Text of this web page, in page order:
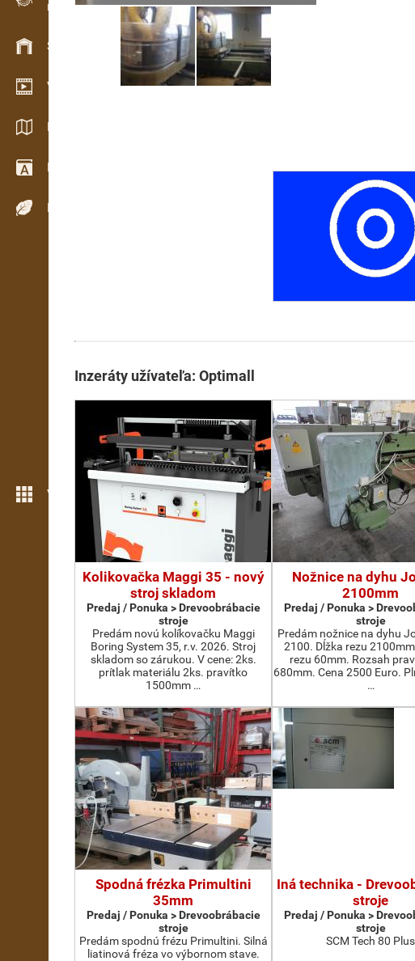
Evidencia dreva v teréne
Skladové hospodárstvo
Video showroom
Katalógy / Brožúry
Drevársky slovník
Dreviny
Viac možností
Inzeráty užívateľa: Optimall
Kolikovačka Maggi 35 - nový
stroj skladom
Predaj / Ponuka > Drevoobrábacie
stroje
Predám novú kolíkovačku Maggi
Boring System 35, r.v. 2026. Stroj
skladom so zárukou. V cene: 2ks.
prítlak materiálu 2ks. pravítko
1500mm …
Nožnice na dyhu
2100mm
Predaj / Ponuka >
stroje
Predám nožnice na dyhu
2100. Dĺžka rezu
rezu 60mm. Rozsah
680mm. Cena 2500 Euro.
…
Spodná frézka Primultini
35mm
Predaj / Ponuka > Drevoobrábacie
stroje
Predám spodnú frézu Primultini. Silná
liatinová fréza vo výbornom stave.
Iná technika -
stroje
Predaj / Ponuka >
stroje
SCM Tech 80 Plus